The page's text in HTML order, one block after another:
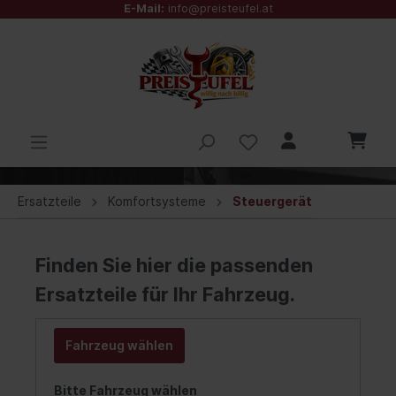
E-Mail: info@preisteufel.at
Ersatzteile Komfortsysteme Steuergerät
Finden Sie hier die passenden
Ersatzteile für Ihr Fahrzeug.
Fahrzeug wählen
Bitte Fahrzeug wählen